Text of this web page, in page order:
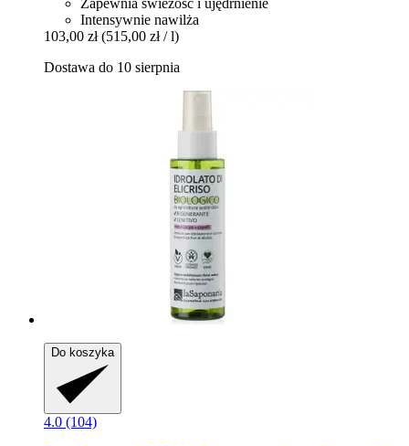
Zapewnia świeżość i ujędrnienie
Intensywnie nawilża
103,00 zł (515,00 zł / l)
Dostawa do 10 sierpnia
Do koszyka
4.0 (104)